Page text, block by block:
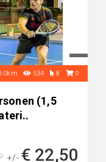
534 8 0
(1,5
+/- € 22,50